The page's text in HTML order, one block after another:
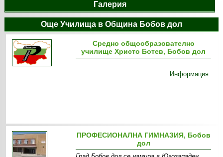
Галерия
Още Училища в Община Бобов дол
Средно общообразователно
училище Христо Ботев, Бобов дол
Информация
ПРОФЕСИОНАЛНА ГИМНАЗИЯ, Бобов
дол